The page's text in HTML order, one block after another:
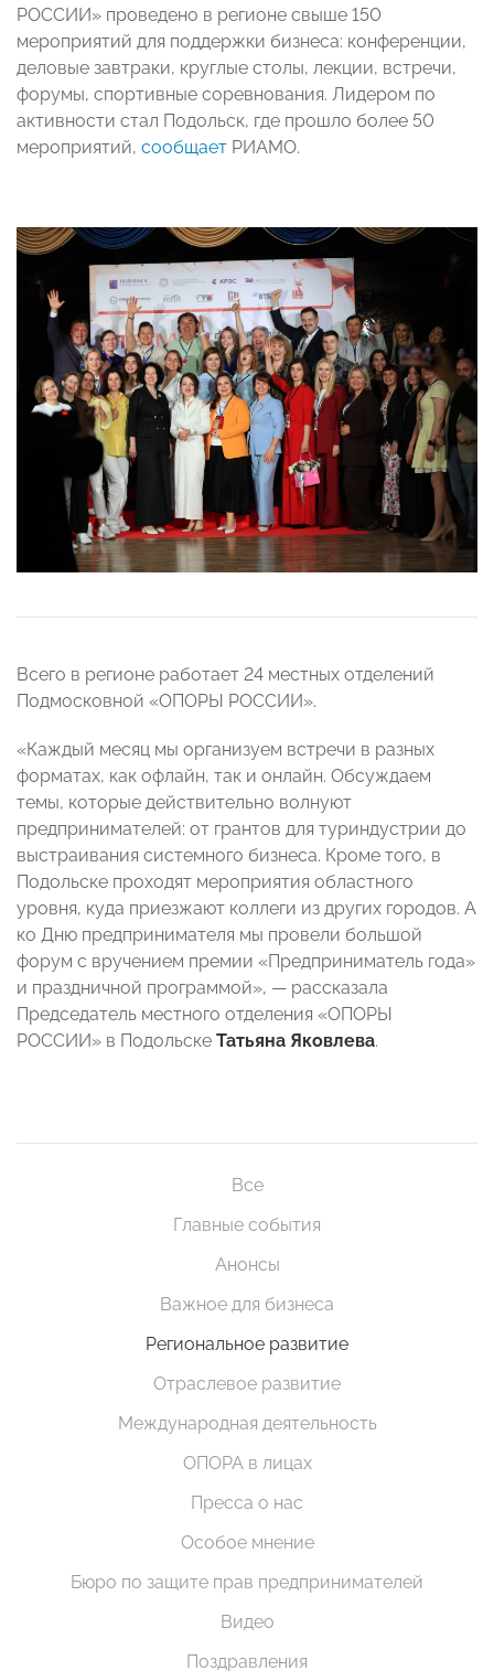
РОССИИ» проведено в регионе свыше 150
мероприятий для поддержки бизнеса: конференции,
деловые завтраки, круглые столы, лекции, встречи,
форумы, спортивные соревнования. Лидером по
активности стал Подольск, где прошло более 50
мероприятий, сообщает РИАМО.
Всего в регионе работает 24 местных отделений
Подмосковной «ОПОРЫ РОССИИ».
«Каждый месяц мы организуем встречи в разных
форматах, как офлайн, так и онлайн. Обсуждаем
темы, которые действительно волнуют
предпринимателей: от грантов для туриндустрии до
выстраивания системного бизнеса. Кроме того, в
Подольске проходят мероприятия областного
уровня, куда приезжают коллеги из других городов. А
ко Дню предпринимателя мы провели большой
форум с вручением премии «Предприниматель года»
и праздничной программой», — рассказала
Председатель местного отделения «ОПОРЫ
РОССИИ» в Подольске Татьяна Яковлева.
Все
Главные события
Анонсы
Важное для бизнеса
Региональное развитие
Отраслевое развитие
Международная деятельность
ОПОРА в лицах
Пресса о нас
Особое мнение
Бюро по защите прав предпринимателей
Видео
Поздравления